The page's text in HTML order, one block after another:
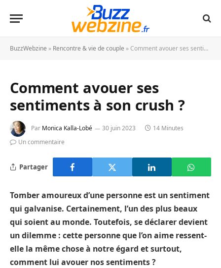
BuzzWebzine » Rencontre & vie de couple » Comment avouer ses sentiments à son crush ?
Comment avouer ses
sentiments à son crush ?
Par Monica Kalla-Lobé 30 juin 2023
14 Minutes
Un commentaire
Partager
Tomber amoureux d’une personne est un sentiment
qui galvanise. Certainement, l’un des plus beaux
qui soient au monde. Toutefois, se déclarer devient
un dilemme : cette personne que l’on aime ressent-
elle la même chose à notre égard et surtout,
comment lui avouer nos sentiments ?